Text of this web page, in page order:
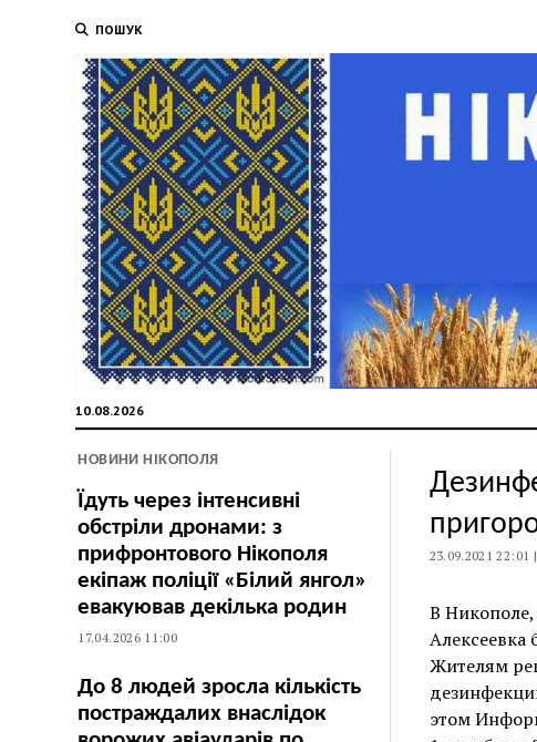
ПОШУК
10.08.2026
НОВИНИ НІКОПОЛЯ
Їдуть через інтенсивні
обстріли дронами: з
прифронтового Нікополя
екіпаж поліції «Білий янгол»
евакуював декілька родин
17.04.2026 11:00
До 8 людей зросла кількість
постраждалих внаслідок
23.09.2021 22:01
В
Жителям
этом